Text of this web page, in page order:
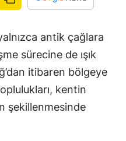
antik çağlara
sürecine de ışık
itibaren bölgeye
kentin
şekillenmesinde